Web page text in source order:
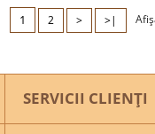
1 2 > >|
SERVICII CLIENŢI